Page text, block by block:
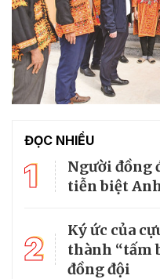
ĐỌC NHIỀU
1
Người đồng
tiễn biệt
2
Ký ức của
thành “tấm
đồng đội